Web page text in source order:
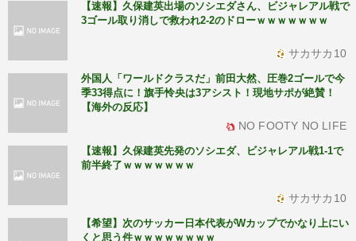
【速報】久保建英出場のソシエダさん、ビジャレアル戦で
3ゴール取り消しで救われ2-2のドローｗｗｗｗｗｗｗ
サカサカ10
外国人「ワールドクラスだ」前田大然、圧巻2ゴールで今
季33得点に！旗手怜央は3アシスト！現地サポが絶賛！
【海外の反応】
NO FOOTY NO LIFE
【速報】久保建英先発のソシエダ、ビジャレアル戦1-1で
前半終了ｗｗｗｗｗｗｗ
サカサカ10
【希望】次のサッカー日本代表がWカップでかなり上にい
くと思う件ｗｗｗｗｗｗｗｗ